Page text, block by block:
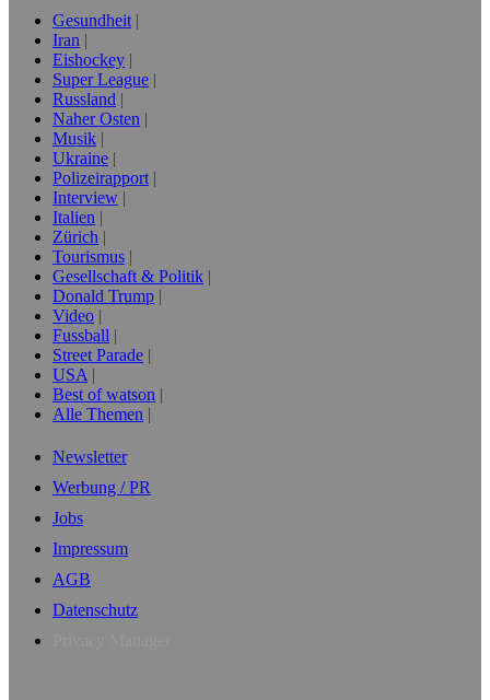
Gesundheit
Iran
Eishockey
Super League
Russland
Naher Osten
Musik
Ukraine
Polizeirapport
Interview
Italien
Zürich
Tourismus
Gesellschaft & Politik
Donald Trump
Video
Fussball
Street Parade
USA
Best of watson
Alle Themen
Newsletter
Werbung / PR
Jobs
Impressum
AGB
Datenschutz